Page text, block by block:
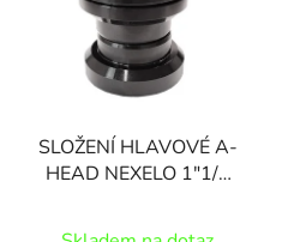
SLOŽENÍ HLAVOVÉ A-
HEAD NEXELO 1"1/8